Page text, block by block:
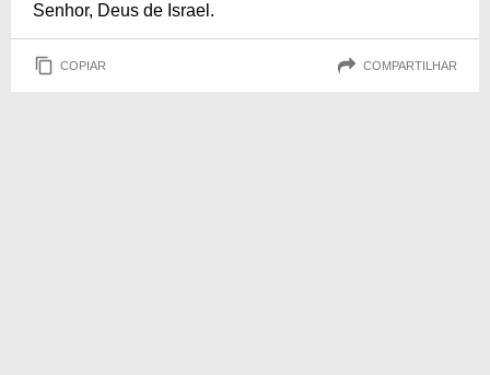
Senhor, Deus de Israel.
COPIAR COMPARTILHAR